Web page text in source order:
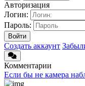
Авторизация
Логин:
Пароль:
Войти
Создать аккаунт
Комментарии
Если бы не камера